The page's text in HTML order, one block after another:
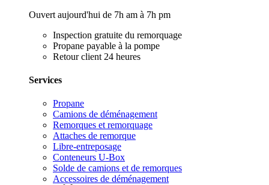
Ouvert aujourd'hui de 7h am à 7h pm
Inspection gratuite du remorquage
Propane payable à la pompe
Retour client 24 heures
Services
Propane
Camions de déménagement
Remorques et remorquage
Attaches de remorque
Libre-entreposage
Conteneurs U-Box
Solde de camions et de remorques
Accessoires de déménagement